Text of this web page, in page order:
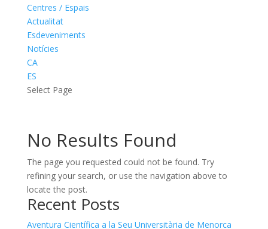
Centres / Espais
Actualitat
Esdeveniments
Notícies
CA
ES
Select Page
No Results Found
The page you requested could not be found. Try
refining your search, or use the navigation above to
locate the post.
Recent Posts
Aventura Científica a la Seu Universitària de Menorca